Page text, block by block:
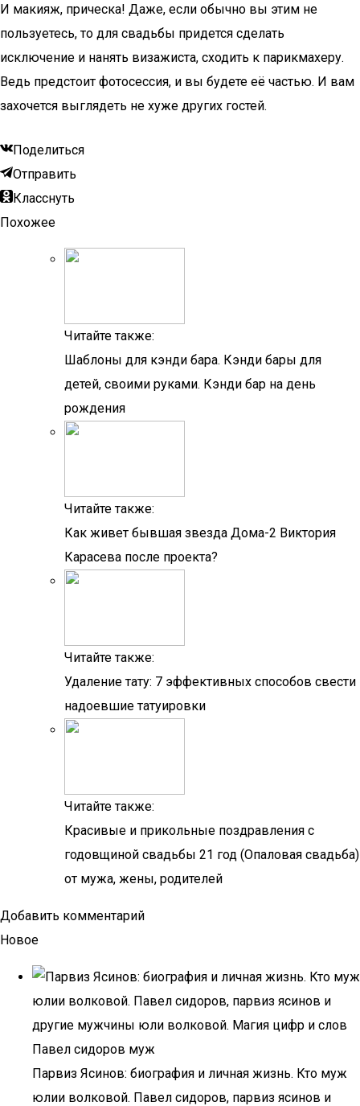
И макияж, прическа! Даже, если обычно вы этим не
пользуетесь, то для свадьбы придется сделать
исключение и нанять визажиста, сходить к парикмахеру.
Ведь предстоит фотосессия, и вы будете её частью. И вам
захочется выглядеть не хуже других гостей.
Поделиться
Отправить
Класснуть
Похожее
Читайте также:
Шаблоны для кэнди бара. Кэнди бары для
детей, своими руками. Кэнди бар на день
рождения
Читайте также:
Как живет бывшая звезда Дома-2 Виктория
Карасева после проекта?
Читайте также:
Удаление тату: 7 эффективных способов свести
надоевшие татуировки
Читайте также:
Красивые и прикольные поздравления с
годовщиной свадьбы 21 год (Опаловая свадьба)
от мужа, жены, родителей
Добавить комментарий
Новое
Парвиз Ясинов: биография и личная жизнь. Кто муж
юлии волковой. Павел сидоров, парвиз ясинов и